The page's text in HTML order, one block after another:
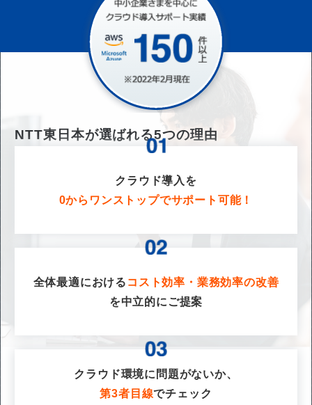
NTT東日本が選ばれる5つの理由
クラウド導入を
0からワンストップでサポート可能！
全体最適における コスト効率・業務効率の改善
を中立的にご提案
クラウド環境に問題がないか、
第3者目線でチェック